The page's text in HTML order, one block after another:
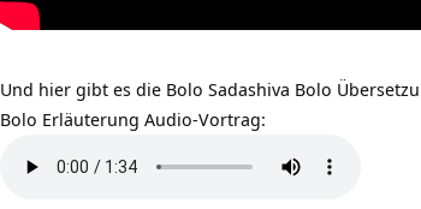
Und hier gibt es die Bolo Sadashiva Bolo
Bolo Erläuterung Audio-Vortrag: